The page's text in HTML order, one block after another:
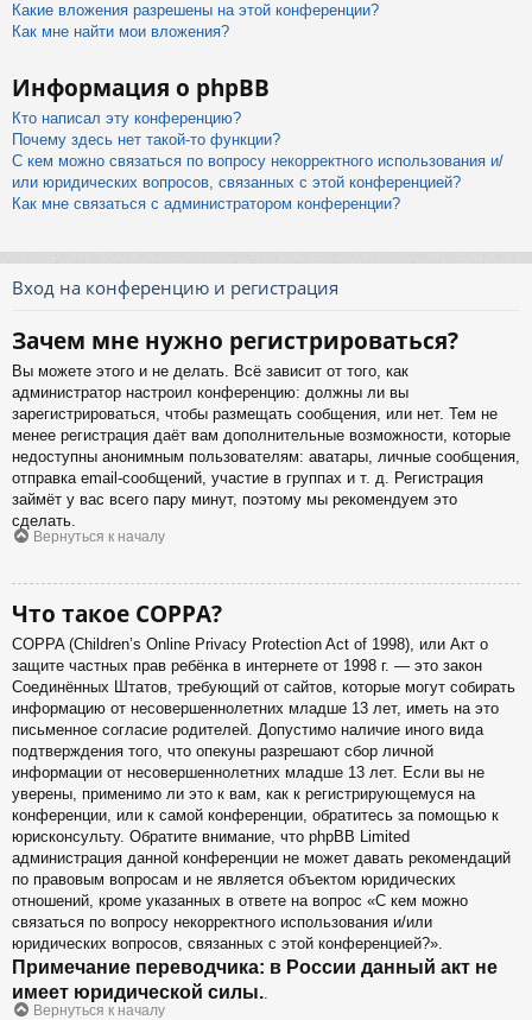
Какие вложения разрешены на этой конференции?
Как мне найти мои вложения?
Информация о phpBB
Кто написал эту конференцию?
Почему здесь нет такой-то функции?
С кем можно связаться по вопросу некорректного использования и/
или юридических вопросов, связанных с этой конференцией?
Как мне связаться с администратором конференции?
Вход на конференцию и регистрация
Зачем мне нужно регистрироваться?
Вы можете этого и не делать. Всё зависит от того, как
администратор настроил конференцию: должны ли вы
зарегистрироваться, чтобы размещать сообщения, или нет. Тем не
менее регистрация даёт вам дополнительные возможности, которые
недоступны анонимным пользователям: аватары, личные сообщения,
отправка email-сообщений, участие в группах и т. д. Регистрация
займёт у вас всего пару минут, поэтому мы рекомендуем это
сделать.
Вернуться к началу
Что такое COPPA?
COPPA (Children’s Online Privacy Protection Act of 1998), или Акт о
защите частных прав ребёнка в интернете от 1998 г. — это закон
Соединённых Штатов, требующий от сайтов, которые могут собирать
информацию от несовершеннолетних младше 13 лет, иметь на это
письменное согласие родителей. Допустимо наличие иного вида
подтверждения того, что опекуны разрешают сбор личной
информации от несовершеннолетних младше 13 лет. Если вы не
уверены, применимо ли это к вам, как к регистрирующемуся на
конференции, или к самой конференции, обратитесь за помощью к
юрисконсульту. Обратите внимание, что phpBB Limited
администрация данной конференции не может давать рекомендаций
по правовым вопросам и не является объектом юридических
отношений, кроме указанных в ответе на вопрос «С кем можно
связаться по вопросу некорректного использования и/или
юридических вопросов, связанных с этой конференцией?».
Примечание переводчика: в России данный акт не
имеет юридической силы..
Вернуться к началу